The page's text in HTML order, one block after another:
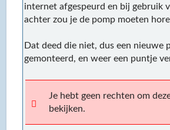
internet afgespeurd en bij gebruik
achter zou je de pomp moeten
Dat deed die niet, dus een nieuwe
gemonteerd, en weer een puntje
Je hebt geen rechten om
bekijken.